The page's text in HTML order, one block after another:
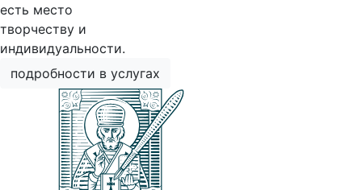
есть место
творчеству и
индивидуальности.
подробности в услугах